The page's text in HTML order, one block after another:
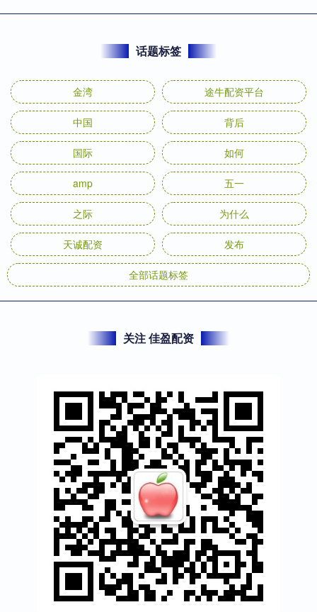
话题标签
金湾 途牛配资平台
中国 背后
国际 如何
amp 五一
之际 为什么
天诚配资 发布
全部话题标签
关注 佳盈配资